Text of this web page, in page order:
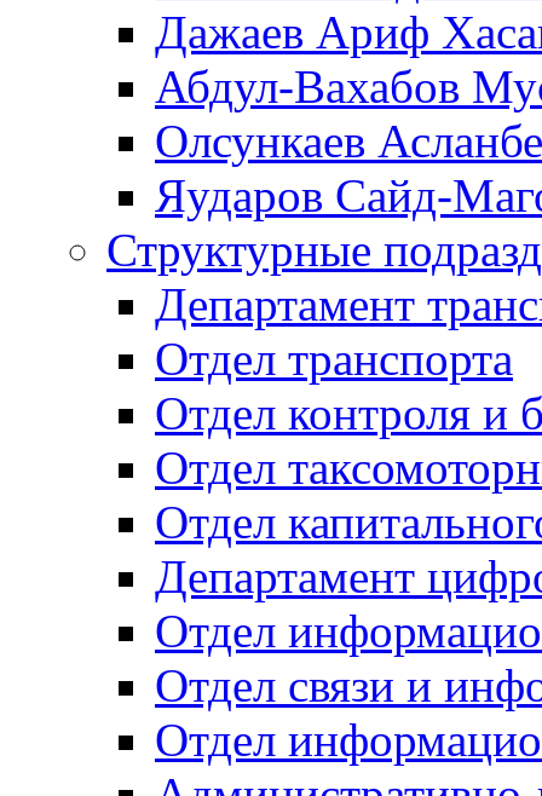
Дажаев Ариф
Абдул-Вахабов
Олсункаев
Яударов Сайд-
Структурные
Департамент
Отдел транспорта
Отдел контроля и
Отдел
Отдел
Департамент
Отдел
Отдел связи и
Отдел